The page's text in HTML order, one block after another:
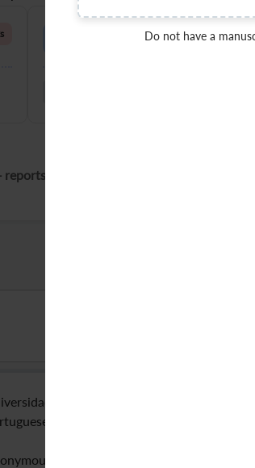
Language Quality
generated!
do Oeste Paulista
peer review
Do not have a